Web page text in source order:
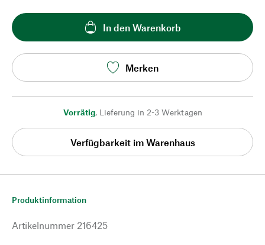
In den Warenkorb
Merken
Vorrätig, Lieferung in 2-3 Werktagen
Verfügbarkeit im Warenhaus
Produktinformation
Artikelnummer 216425